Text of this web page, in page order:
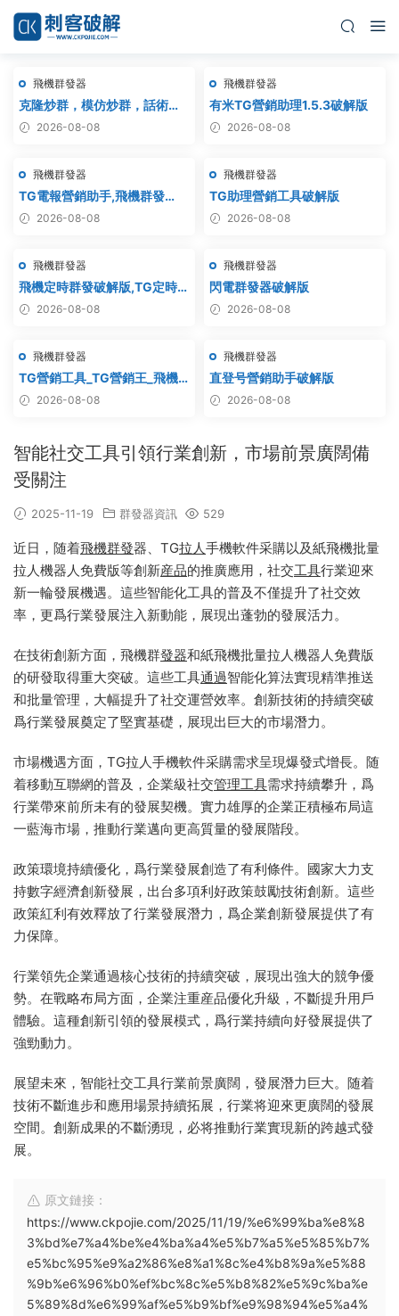
飛機群發器
克隆炒群，模仿炒群，話術炒
群，跟發炒群，自動炒群 破解
報群發 telegram群發 克隆炒
群 炒群
2026-08-08
飛機群發器
有米TG營銷助理1.5.3破解版
2026-08-08
飛機群發器
TG電報營銷助手,飛機群發
器,TG群發器,群發器破解版,群
協議軟件
2026-08-08
飛機群發器
TG助理營銷工具破解版
2026-08-08
飛機群發器
飛機定時群發破解版,TG定時群
發,電報定時群發,telegram定
2026-08-08
飛機群發器
閃電群發器破解版
2026-08-08
飛機群發器
TG營銷工具_TG營銷王_飛機
營銷王_破解版
2026-08-08
飛機群發器
直登号營銷助手破解版
2026-08-08
智能社交工具引領行業創新，市場前景廣闊備
受關注
2025-11-19 群發器資訊 529
近日，随着飛機群發器、TG拉人手機軟件采購以及紙飛機批量
拉人機器人免費版等創新産品的推廣應用，社交工具行業迎來
新一輪發展機遇。這些智能化工具的普及不僅提升了社交效
率，更爲行業發展注入新動能，展現出蓬勃的發展活力。
在技術創新方面，飛機群發器和紙飛機批量拉人機器人免費版
的研發取得重大突破。這些工具通過智能化算法實現精準推送
和批量管理，大幅提升了社交運營效率。創新技術的持續突破
爲行業發展奠定了堅實基礎，展現出巨大的市場潛力。
市場機遇方面，TG拉人手機軟件采購需求呈現爆發式增長。随
着移動互聯網的普及，企業級社交管理工具需求持續攀升，爲
行業帶來前所未有的發展契機。實力雄厚的企業正積極布局這
一藍海市場，推動行業邁向更高質量的發展階段。
政策環境持續優化，爲行業發展創造了有利條件。國家大力支
持數字經濟創新發展，出台多項利好政策鼓勵技術創新。這些
政策紅利有效釋放了行業發展潛力，爲企業創新發展提供了有
力保障。
行業領先企業通過核心技術的持續突破，展現出強大的競争優
勢。在戰略布局方面，企業注重産品優化升級，不斷提升用戶
體驗。這種創新引領的發展模式，爲行業持續向好發展提供了
強勁動力。
展望未來，智能社交工具行業前景廣闊，發展潛力巨大。随着
技術不斷進步和應用場景持續拓展，行業将迎來更廣闊的發展
空間。創新成果的不斷湧現，必将推動行業實現新的跨越式發
展。
原文鏈接：
https://www.ckpojie.com/2025/11/19/%e6%99%ba%e8%8
3%bd%e7%a4%be%e4%ba%a4%e5%b7%a5%e5%85%b7%
e5%bc%95%e9%a2%86%e8%a1%8c%e4%b8%9a%e5%88
%9b%e6%96%b0%ef%bc%8c%e5%b8%82%e5%9c%ba%e
5%89%8d%e6%99%af%e5%b9%bf%e9%98%94%e5%a4%